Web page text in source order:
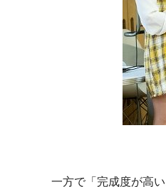
一方で「完成度が高